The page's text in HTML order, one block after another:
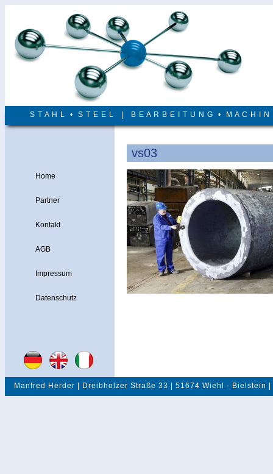
S T A H L • S T E E L | B E A R B E I T U N G • M A C H I
Home
Partner
Kontakt
AGB
Impressum
Datenschutz
vs03
Manfred Herder | Dreibholzer Straße 33 | 51674 Wiehl -